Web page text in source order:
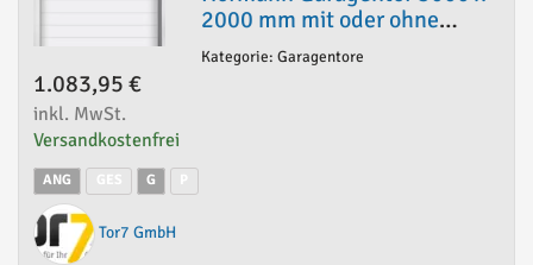
2000 mm mit oder ohne
Antrieb
Kategorie: Garagentore
1.083,95 €
inkl. MwSt.
Versandkostenfrei
ANG G
Tor7 GmbH